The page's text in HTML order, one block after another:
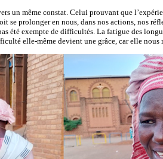
un même constat. Celui prouvant que
se prolonger en nous, dans nos actions, nos
été exempte de difficultés. La fatigue des
elle-même devient une grâce, car elle nous